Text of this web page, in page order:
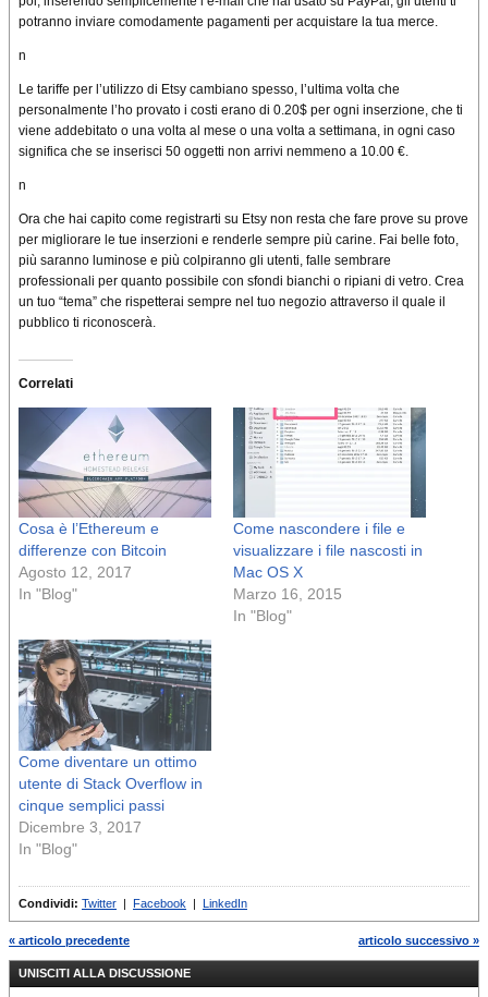
potranno inviare comodamente pagamenti per acquistare la tua merce.
n
Le tariffe per l’utilizzo di Etsy cambiano spesso, l’ultima volta che
personalmente l’ho provato i costi erano di 0.20$ per ogni inserzione, che ti
viene addebitato o una volta al mese o una volta a settimana, in ogni caso
significa che se inserisci 50 oggetti non arrivi nemmeno a 10.00 €.
n
Ora che hai capito come registrarti su Etsy non resta che fare prove su prove
per migliorare le tue inserzioni e renderle sempre più carine. Fai belle foto,
più saranno luminose e più colpiranno gli utenti, falle sembrare
professionali per quanto possibile con sfondi bianchi o ripiani di vetro. Crea
un tuo “tema” che rispetterai sempre nel tuo negozio attraverso il quale il
pubblico ti riconoscerà.
Correlati
Cosa è l’Ethereum e
differenze con Bitcoin
Agosto 12, 2017
In "Blog"
Come nascondere i file e
visualizzare i file nascosti in
Mac OS X
Marzo 16, 2015
In "Blog"
Come diventare un ottimo
utente di Stack Overflow in
cinque semplici passi
Dicembre 3, 2017
In "Blog"
Condividi: Twitter | Facebook | LinkedIn
« articolo precedente articolo successivo »
UNISCITI ALLA DISCUSSIONE